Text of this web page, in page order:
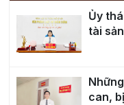
Ủy
tài
can,